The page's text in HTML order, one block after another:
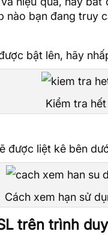
nào bạn đang truy
bật lên, hãy
Kiểm tra
được liệt kê bên
Cách xem hạn sử
trên trình